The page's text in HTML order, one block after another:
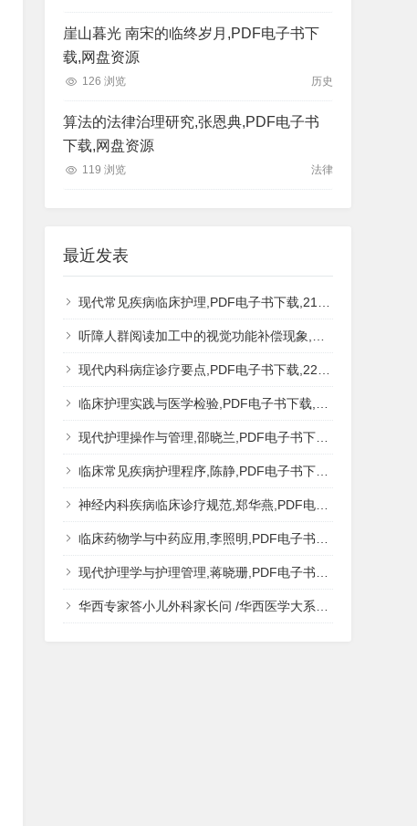
崖山暮光 南宋的临终岁月,PDF电子书下
载,网盘资源
126 浏览 历史
算法的法律治理研究,张恩典,PDF电子书
下载,网盘资源
119 浏览 法律
最近发表
现代常见疾病临床护理,PDF电子书下载,217MB,网盘资源
听障人群阅读加工中的视觉功能补偿现象,秦钊,PDF电子书下载,网盘资源
现代内科病症诊疗要点,PDF电子书下载,223MB,网盘资源
临床护理实践与医学检验,PDF电子书下载,193MB,网盘资源
现代护理操作与管理,邵晓兰,PDF电子书下载,242MB,网盘资源
临床常见疾病护理程序,陈静,PDF电子书下载,185MB,网盘资源
神经内科疾病临床诊疗规范,郑华燕,PDF电子书下载,188MB,网盘资源
临床药物学与中药应用,李照明,PDF电子书下载,202MB,网盘资源
现代护理学与护理管理,蒋晓珊,PDF电子书下载,223MB,网盘资源
华西专家答小儿外科家长问 /华西医学大系?医学科普,PDF电子书网盘下载